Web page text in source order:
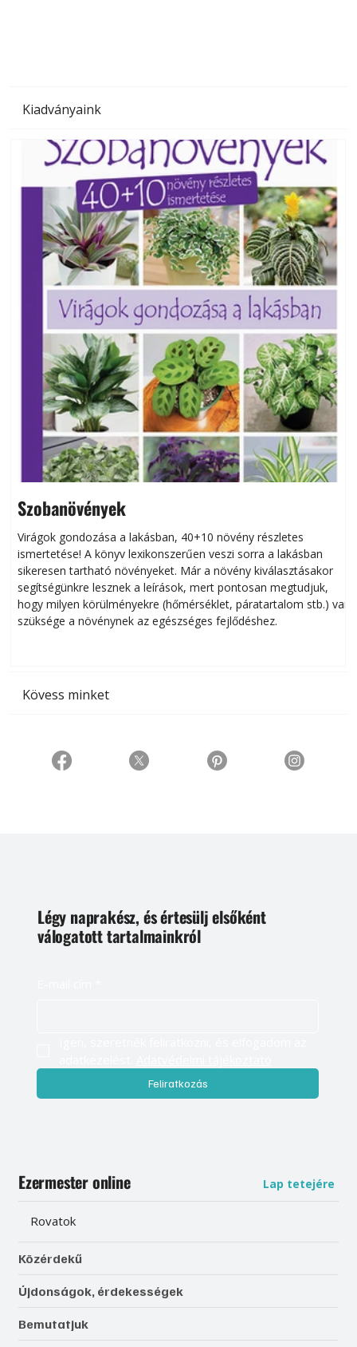
Kiadványaink
Szobanövények
Virágok gondozása a lakásban, 40+10 növény részletes
ismertetése! A könyv lexikonszerűen veszi sorra a lakásban
sikeresen tart­ha­tó növényeket. Már a növény kiválasztásakor
segítségünkre lesznek a leírások, mert pontosan megtudjuk,
hogy milyen körülményekre (hőmérséklet, páratartalom stb.) van
szüksége a növénynek az egészséges fejlődéshez.
Kövess minket
Légy naprakész, és értesülj elsőként
válogatott tartalmainkról
Feliratkozás
Ezermester online Lap tetejére
Rovatok
Közérdekű
Újdonságok, érdekességek
Bemutatjuk